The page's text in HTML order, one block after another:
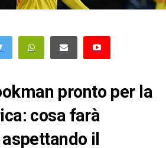
pronto per la
cosa farà
aspettando il